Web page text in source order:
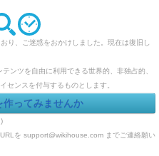
、ご迷惑をおかけしました。現在は復旧し
ンツを自由に利用できる世界的、非独占的、
センスを付与するものとします。
作ってみませんか
を support@wikihouse.com までご連絡願い